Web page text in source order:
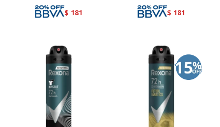
$ 181 $ 181